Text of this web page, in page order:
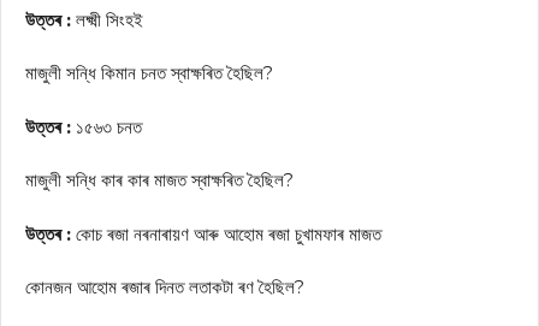
উত্তৰ : লক্ষ্মী সিংহই
মাজুলী সন্ধি কিমান চনত স্বাক্ষৰিত হৈছিল?
উত্তৰ : ১৫৬৩ চনত
মাজুলী সন্ধি কাৰ কাৰ মাজত স্বাক্ষৰিত হৈছিল?
উত্তৰ : কোচ ৰজা নৰনাৰায়ণ আৰু আহোম ৰজা চুখামফাৰ মাজত
কোনজন আহোম ৰজাৰ দিনত লতাকটা ৰণ হৈছিল?